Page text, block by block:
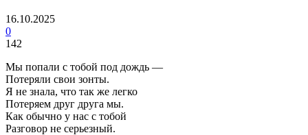
16.10.2025
0
142
Мы попали с тобой под дождь —
Потеряли свои зонты.
Я не знала, что так же легко
Потеряем друг друга мы.
Как обычно у нас с тобой
Разговор не серьезный.